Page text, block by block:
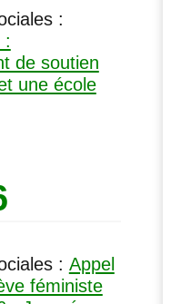
:
:
de soutien
une école
: Appel
féministe